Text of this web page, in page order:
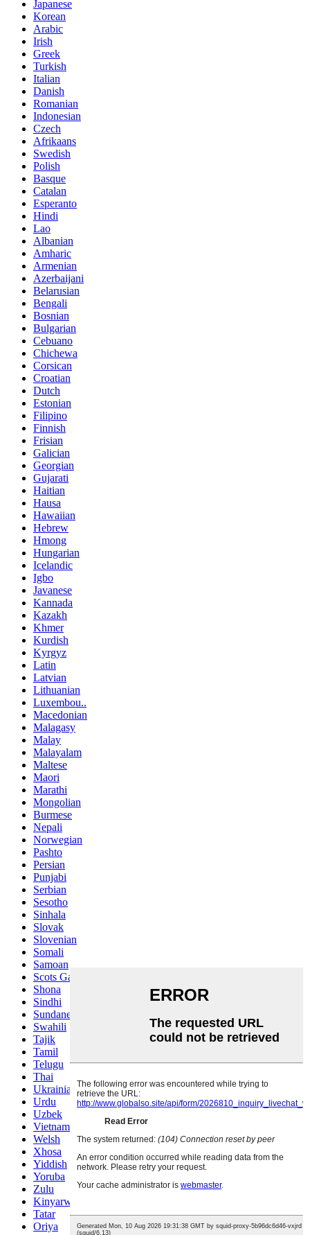
Japanese
Korean
Arabic
Irish
Greek
Turkish
Italian
Danish
Romanian
Indonesian
Czech
Afrikaans
Swedish
Polish
Basque
Catalan
Esperanto
Hindi
Lao
Albanian
Amharic
Armenian
Azerbaijani
Belarusian
Bengali
Bosnian
Bulgarian
Cebuano
Chichewa
Corsican
Croatian
Dutch
Estonian
Filipino
Finnish
Frisian
Galician
Georgian
Gujarati
Haitian
Hausa
Hawaiian
Hebrew
Hmong
Hungarian
Icelandic
Igbo
Javanese
Kannada
Kazakh
Khmer
Kurdish
Kyrgyz
Latin
Latvian
Lithuanian
Luxembou..
Macedonian
Malagasy
Malay
Malayalam
Maltese
Maori
Marathi
Mongolian
Burmese
Nepali
Norwegian
Pashto
Persian
Punjabi
Serbian
Sesotho
Sinhala
Slovak
Slovenian
Somali
Samoan
Scots Gaelic
Shona
Sindhi
Sundanese
Swahili
Tajik
Tamil
Telugu
Thai
Ukrainian
Urdu
Uzbek
Vietnamese
Welsh
Xhosa
Yiddish
Yoruba
Zulu
Kinyarwanda
Tatar
Oriya